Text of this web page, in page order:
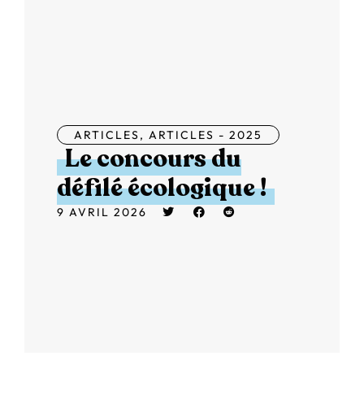
ARTICLES, ARTICLES - 2025
Le concours du
défilé écologique !
9 AVRIL 2026